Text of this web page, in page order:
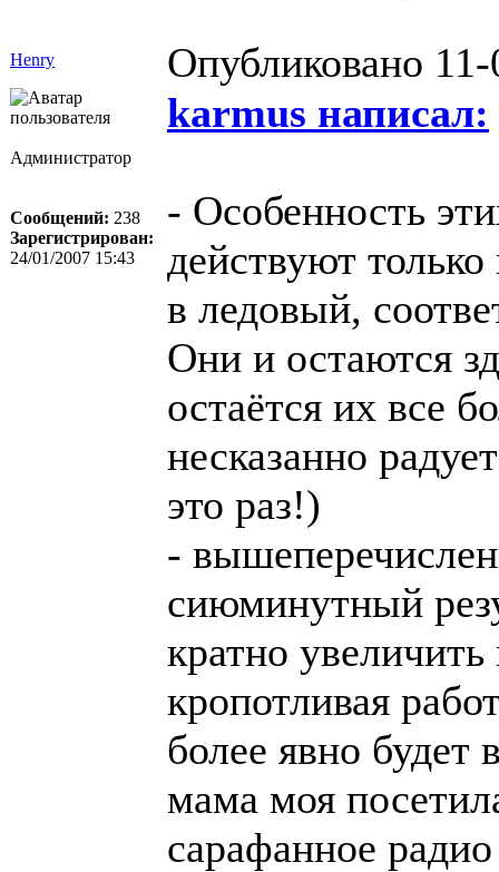
Henry Опубликовано
Администратор
Сообщений: 238
Зарегистрирован:
24/01/2007 15:43
karmus написал:
- Особенность
действуют
в ледовый,
Они и остаются
остаётся их все
несказанно
это раз!)
-
сиюминутный
кратно
кропотливая
более явно будет
мама моя
сарафанное